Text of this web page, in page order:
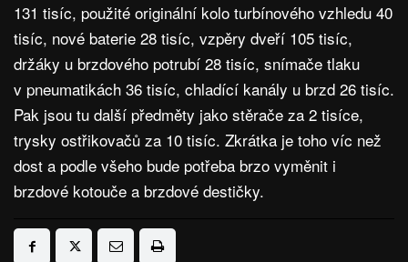
131 tisíc, použité originální kolo turbínového vzhledu 40
tisíc, nové baterie 28 tisíc, vzpěry dveří 105 tisíc,
držáky u brzdového potrubí 28 tisíc, snímače tlaku
v pneumatikách 36 tisíc, chladící kanály u brzd 26 tisíc.
Pak jsou tu další předměty jako stěrače za 2 tisíce,
trysky ostřikovačů za 10 tisíc. Zkrátka je toho víc než
dost a podle všeho bude potřeba brzo vyměnit i
brzdové kotouče a brzdové destičky.